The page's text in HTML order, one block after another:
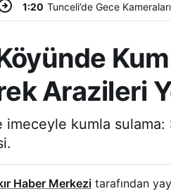
1:20 Tunceli’de Gece
Arazileri
imeceyle kumla sulama:
Haber Merkezi tarafından